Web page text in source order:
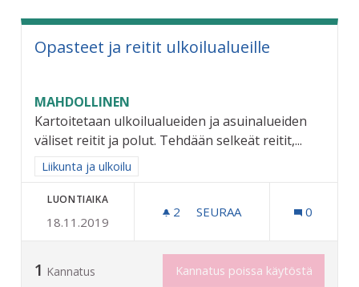
Opasteet ja reitit ulkoilualueille
MAHDOLLINEN
Kartoitetaan ulkoilualueiden ja asuinalueiden
väliset reitit ja polut. Tehdään selkeät reitit,...
Rajaa tulokset aihepiirin mukaan: Liikunta ja ulkoilu
Liikunta ja ulkoilu
LUONTIAIKA
18.11.2019
2 2 SEURAAJAA
SEURAA 0
1 Kannatus Kannatus poissa käytöstä